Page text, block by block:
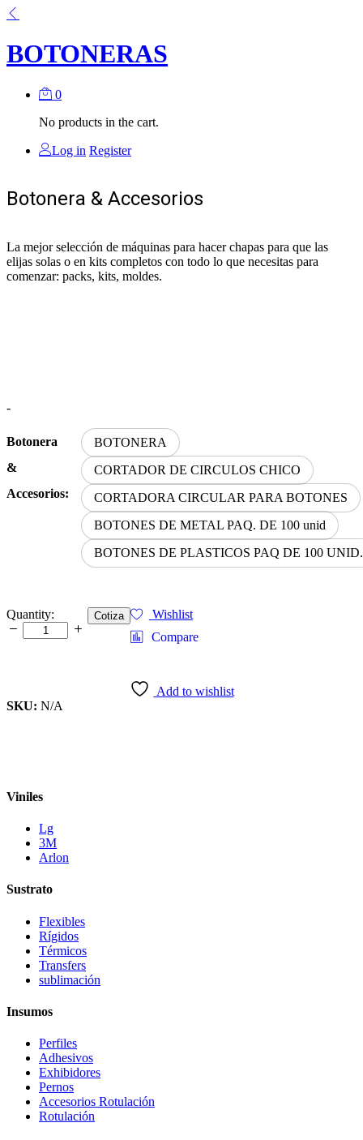
BOTONERAS
0
No products in the cart.
Log in Register
Botonera & Accesorios
La mejor selección de máquinas para hacer chapas para que las
elijas solas o en kits completos con todo lo que necesitas para
comenzar: packs, kits, moldes.
-Rango
precios:
desde
$0.00
$199.95
Botonera
&
Accesorios:
BOTONERA
CORTADOR DE CIRCULOS CHICO
CORTADORA CIRCULAR PARA BOTONES
BOTONES DE METAL PAQ. DE 100 unid
BOTONES DE PLASTICOS PAQ DE 100 UNID.
BOTONERA
Y
ACCESORIOS
Quantity: Cotiza
Wishlist
Compare
Add to wishlist
SKU: N/A
Viniles
Lg
3M
Arlon
Sustrato
Flexibles
Rígidos
Térmicos
Transfers
sublimación
Insumos
Perfiles
Adhesivos
Exhibidores
Pernos
Accesorios Rotulación
Rotulación